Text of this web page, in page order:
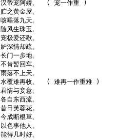
汉帝宠阿娇。  ( 宠一作重 )
贮之黄金屋。
咳唾落九天。
随风生珠玉。
宠极爱还歇。
妒深情却疏。
长门一步地。
不肯暂回车。
雨落不上天。
水覆难再收。  ( 难再一作重难 )
君情与妾意。
各自东西流。
昔日芙蓉花。
今成断根草。
以色事他人。
能得几时好。